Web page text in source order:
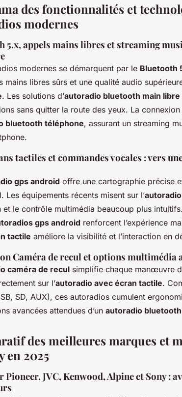
des fonctionnalités et
modernes
5.x, appels mains libres et streaming
modernes se démarquent par le Bluetooth
mains libres sûrs et une qualité audio
. Les solutions d’autoradio bluetooth main libre
sans quitter la route des yeux. La connexion
bluetooth téléphone, assurant un streaming
tactiles et commandes vocales : vers
gps android offre une cartographie précise
Les équipements récents misent sur l’
et le contrôle multimédia beaucoup plus
gps android renforcent l’expérience
tactile améliore la visibilité et l’interaction en
Caméra de recul et options multimédia
caméra de recul simplifie chaque manœuvre
sur l’autoradio avec écran tactile.
SD, AUX), ces autoradios cumulent
avancées attendues d’un autoradio
des meilleures marques et
en 2025
Pioneer, JVC, Kenwood, Alpine et Sony :